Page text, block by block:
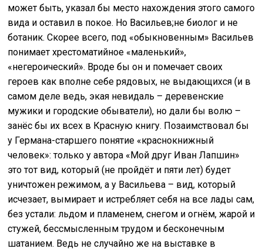
может быть, указал бы место нахождения этого самого
вида и оставил в покое. Но Васильев;не биолог и не
ботаник. Скорее всего, под «обыкновенным» Васильев
понимает хрестоматийное «маленький»,
«негероический». Вроде бы он и помечает своих
героев как вполне себе рядовых, не выдающихся (и в
самом деле ведь, экая невидаль – деревенские
мужики и городские обыватели), но дали бы волю –
занёс бы их всех в Красную книгу. Позаимствовал бы
у Германа-старшего понятие «краснокнижный
человек»: только у автора «Мой друг Иван Лапшин»
это тот вид, который (не пройдёт и пяти лет) будет
уничтожен режимом, а у Васильева – вид, который
исчезает, вымирает и истребляет себя на все лады сам,
без устали: льдом и пламенем, снегом и огнём, жарой и
стужей, бессмысленным трудом и бесконечным
шатанием. Ведь не случайно же на выставке в